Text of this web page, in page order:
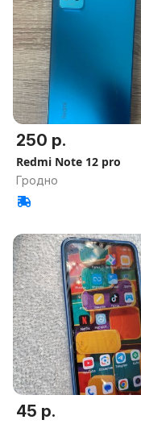
250 р.
Redmi Note 12 pro
Гродно
45 р.